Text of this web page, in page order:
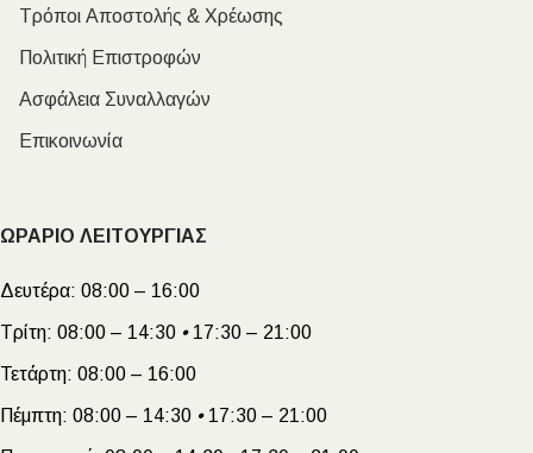
Τρόποι Αποστολής & Χρέωσης
Πολιτική Επιστροφών
Ασφάλεια Συναλλαγών
Επικοινωνία
ΩΡΑΡΙΟ ΛΕΙΤΟΥΡΓΙΑΣ
Δευτέρα: 08:00 – 16:00
Τρίτη: 08:00 – 14:30 •17:30 – 21:00
Τετάρτη: 08:00 – 16:00
Πέμπτη: 08:00 – 14:30 •17:30 – 21:00